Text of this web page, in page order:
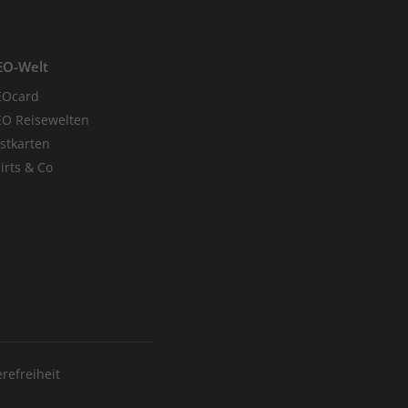
Welt
Reisewelten
& Co